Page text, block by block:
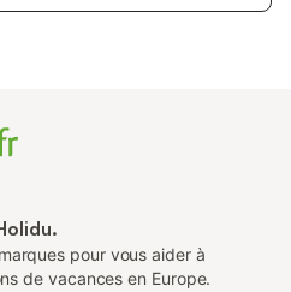
pour vous aider à
de vacances en Europe.